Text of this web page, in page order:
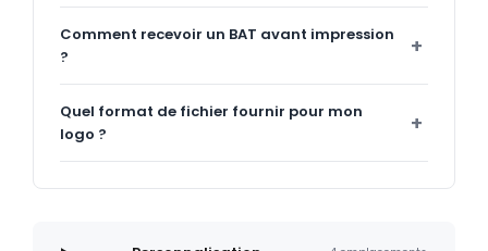
Comment recevoir un BAT avant impression
?
Quel format de fichier fournir pour mon
logo ?